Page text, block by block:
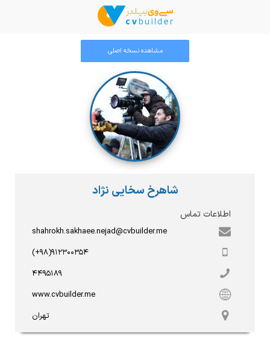
مشاهده نسخه اصلی
شاهرخ سخایی نژاد
اطلاعات تماس
shahrokh.sakhaee.nejad@cvbuilder.me
(+۹۸)۹۱۲۳۰۰۳۵۴
۴۴۹۵۱۸۹
www.cvbuilder.me
تهران